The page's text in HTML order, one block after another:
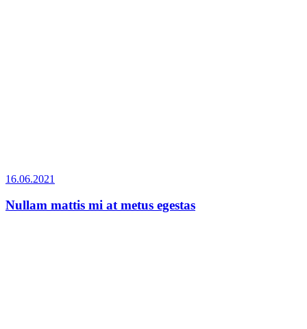
16.06.2021
Nullam mattis mi at metus egestas